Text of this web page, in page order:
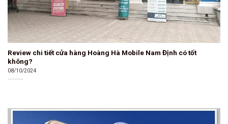
Review chi tiết cửa hàng Hoàng Hà Mobile Nam Định có tốt
không?
08/10/2024